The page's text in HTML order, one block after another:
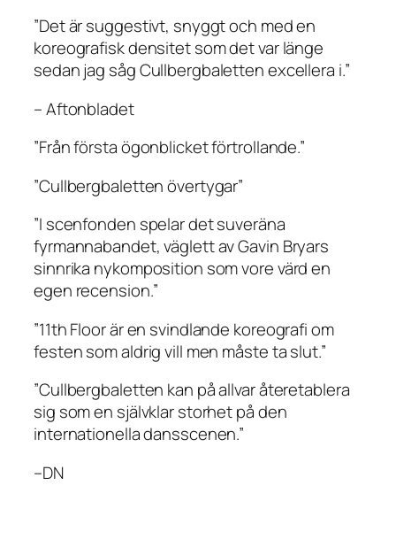
”Det är suggestivt, snyggt och med en
koreografisk densitet som det var länge
sedan jag såg Cullbergbaletten excellera i.”
– Aftonbladet
”Från första ögonblicket förtrollande.”
”Cullbergbaletten övertygar”
”I scenfonden spelar det suveräna
fyrmannabandet, väglett av Gavin Bryars
sinnrika nykomposition som vore värd en
egen recension.”
”11th Floor är en svindlande koreografi om
festen som aldrig vill men måste ta slut.”
”Cullbergbaletten kan på allvar återetablera
sig som en självklar storhet på den
internationella dansscenen.”
–DN